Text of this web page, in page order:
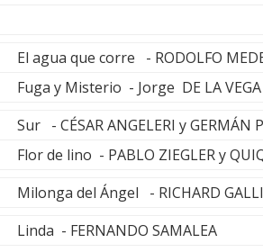
El agua que corre - RODOLFO
Fuga y Misterio - Jorge DE LA
Sur - CÉSAR ANGELERI y GERMÁN
Flor de lino - PABLO ZIEGLER y
Milonga del Ángel - RICHARD
Linda - FERNANDO SAMALEA